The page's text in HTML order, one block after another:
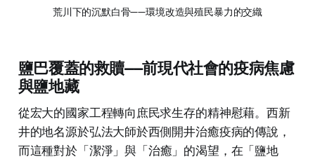
荒川下的沉默白骨——環境改造與殖民暴力的交織
鹽巴覆蓋的救贖——前現代社會的疫病焦慮
與鹽地藏
從宏大的國家工程轉向庶民求生存的精神慰藉。西新
井的地名源於弘法大師於西側開井治癒疫病的傳說，
而這種對於「潔淨」與「治癒」的渴望，在「鹽地